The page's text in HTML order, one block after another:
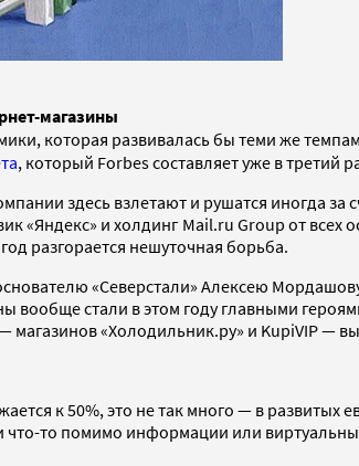
магазины
которая развивалась бы теми же
, который Forbes составляет уже в третий
здесь взлетают и рушатся иногда
«Яндекс» и холдинг Mail.ru Group от
разгорается нешуточная борьба.
«Северстали» Алексею
вообще стали в этом году главными
магазинов «Холодильник.ру» и KupiVIP
к 50%, это не так много — в развитых
то помимо информации или